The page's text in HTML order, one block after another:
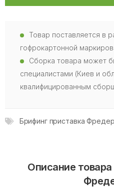
Товар поставляется в
гофрокартонной
Сборка товара может
специалистами (Киев и
квалифицированным
Брифинг приставка
Описание